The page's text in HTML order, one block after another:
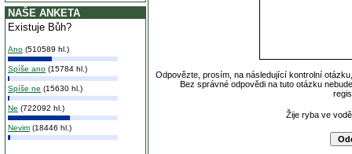
NAŠE ANKETA
Existuje Bůh?
Ano (510589 hl.)
Spíše ano (15784 hl.)
Spíše ne (15630 hl.)
Ne (722092 hl.)
Nevim (18446 hl.)
Odpovězte, prosím, na následující kontrolní
Bez správné odpovědi na tuto otázku
Žije ryba ve